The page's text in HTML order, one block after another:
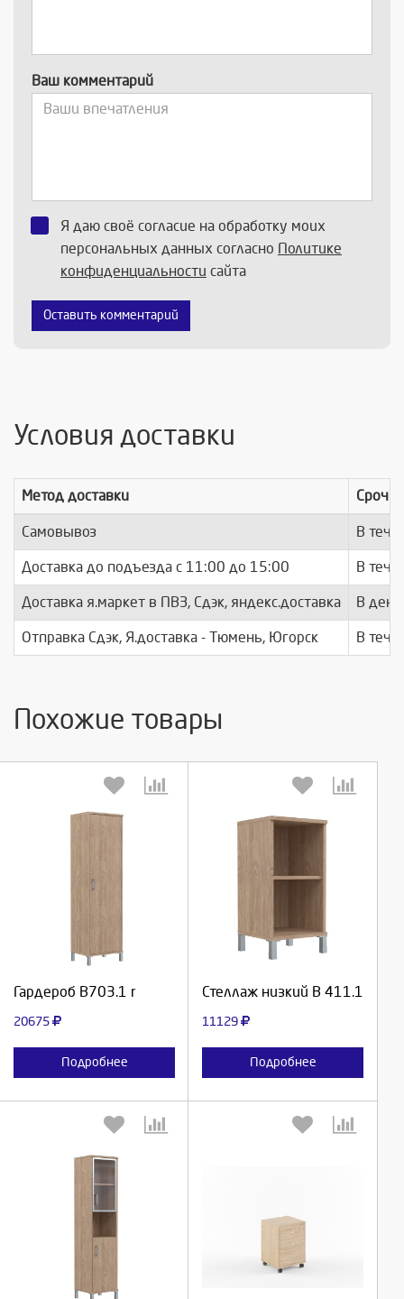
Ваш комментарий
Я даю своё согласие на обработку моих
персональных данных согласно Политике
конфиденциальности сайта
Оставить комментарий
Условия доставки
Метод доставки
Самовывоз В
Доставка до подъезда c 11:00 до 15:00 В
Доставка я.маркет в ПВЗ, Сдэк, яндекс.доставка В день
Отправка Сдэк, Я.доставка - Тюмень, Югорск В
Похожие товары
Гардероб В703.1 r
20675
Подробнее
Выберите количество:
Продолжить
Стеллаж низкий В 411.1
11129
Подробнее
Выберите количество:
Выберите количество: